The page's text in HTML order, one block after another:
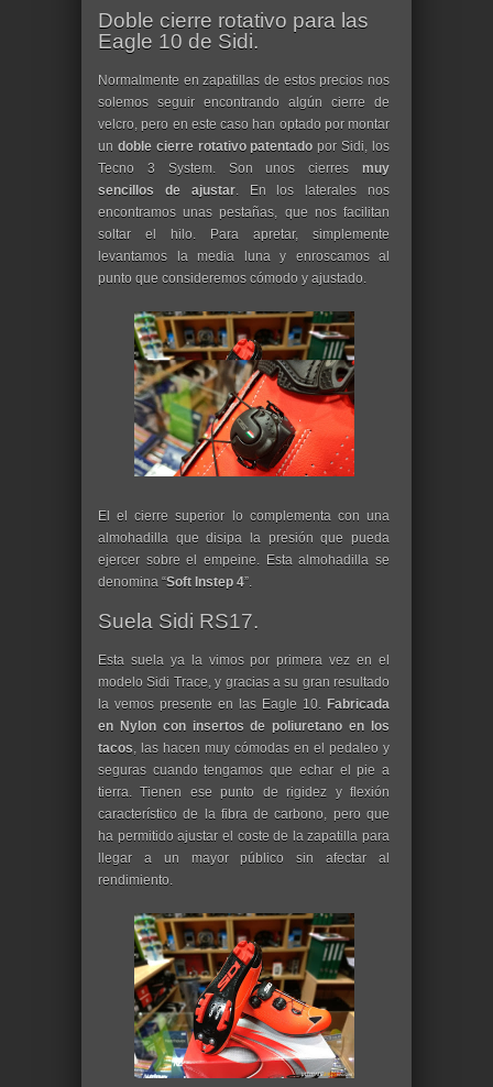
Doble cierre rotativo para las
Eagle 10 de Sidi.
Normalmente en zapatillas de estos precios nos
solemos seguir encontrando algún cierre de
velcro, pero en este caso han optado por montar
un doble cierre rotativo patentado por Sidi, los
Tecno 3 System. Son unos cierres muy
sencillos de ajustar. En los laterales nos
encontramos unas pestañas, que nos facilitan
soltar el hilo. Para apretar, simplemente
levantamos la media luna y enroscamos al
punto que consideremos cómodo y ajustado.
El el cierre superior lo complementa con una
almohadilla que disipa la presión que pueda
ejercer sobre el empeine. Esta almohadilla se
denomina “Soft Instep 4”.
Suela Sidi RS17.
Esta suela ya la vimos por primera vez en el
modelo Sidi Trace, y gracias a su gran resultado
la vemos presente en las Eagle 10. Fabricada
en Nylon con insertos de poliuretano en los
tacos , las hacen muy cómodas en el pedaleo y
seguras cuando tengamos que echar el pie a
tierra. Tienen ese punto de rigidez y flexión
característico de la fibra de carbono, pero que
ha permitido ajustar el coste de la zapatilla para
llegar a un mayor público sin afectar al
rendimiento.